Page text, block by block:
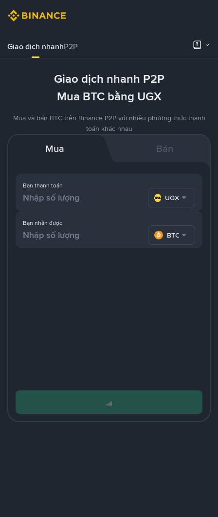
Giao dịch nhanhP2P
Giao dịch nhanh P2P
Mua BTC bằng UGX
Mua và bán BTC trên Binance P2P với nhiều phương thức thanh
toán khác nhau
Mua Bán
Bạn thanh toán
UGX
Bạn nhận được
BTC